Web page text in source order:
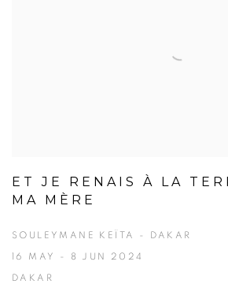
ET JE RENAIS À LA
MA MÈRE
SOULEYMANE KEÏTA - DAKAR
16 MAY - 8 JUN 2024
DAKAR